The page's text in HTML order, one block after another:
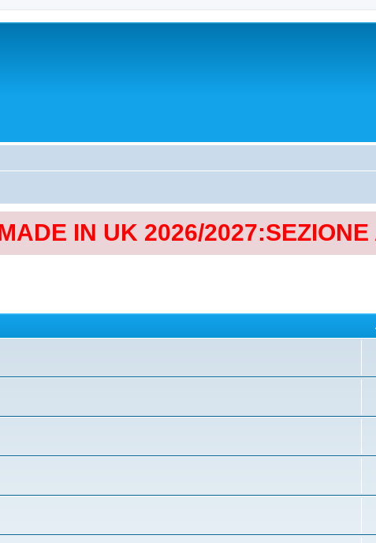
IN UK 2026/2027:SEZIONE